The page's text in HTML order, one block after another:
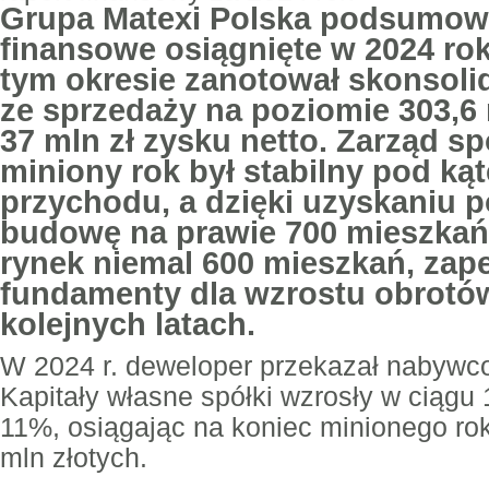
Grupa Matexi Polska
finansowe osiągnięte w 2024
tym okresie zanotował
ze sprzedaży na poziomie 303,6
37 mln zł zysku netto. Zarząd
miniony rok był stabilny pod
przychodu, a dzięki uzyskaniu
budowę na prawie 700
rynek niemal 600 mieszkań,
fundamenty dla wzrostu
kolejnych latach.
W 2024 r. deweloper przekazał
Kapitały własne spółki wzrosły w
11%, osiągając na koniec minionego
mln złotych.